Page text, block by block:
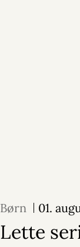
Børn 01.
Lette